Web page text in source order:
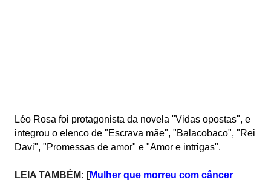
Léo Rosa foi protagonista da novela "Vidas opostas", e
integrou o elenco de "Escrava mãe", "Balacobaco", "Rei
Davi", "Promessas de amor" e "Amor e intrigas".
LEIA TAMBÉM: [Mulher que morreu com câncer